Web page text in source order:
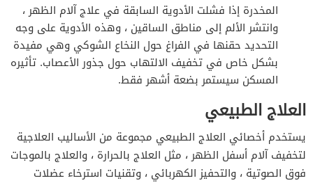
المخدرة إذا فشلت الأدوية السابقة في علاج آلام الظهر ،
وانتشر الألم إلى مناطق الساقين ، وهذه الأدوية على وجه
التحديد حقنها في الفراغ حول النخاع الشوكي وهي مفيدة
بشكل خاص في تخفيف الالتهاب حول جذور الأعصاب. تأثيره
المسكن سيستمر بضعة أشهر فقط.
العلاج الطبيعي
يستخدم أخصائي العلاج الطبيعي مجموعة من الأساليب العلاجية
لتخفيف آلام أسفل الظهر ، مثل العلاج بالحرارة ، والعلاج بالموجات
فوق الصوتية ، والتحفيز الكهربائي ، وتقنيات استرخاء عضلات